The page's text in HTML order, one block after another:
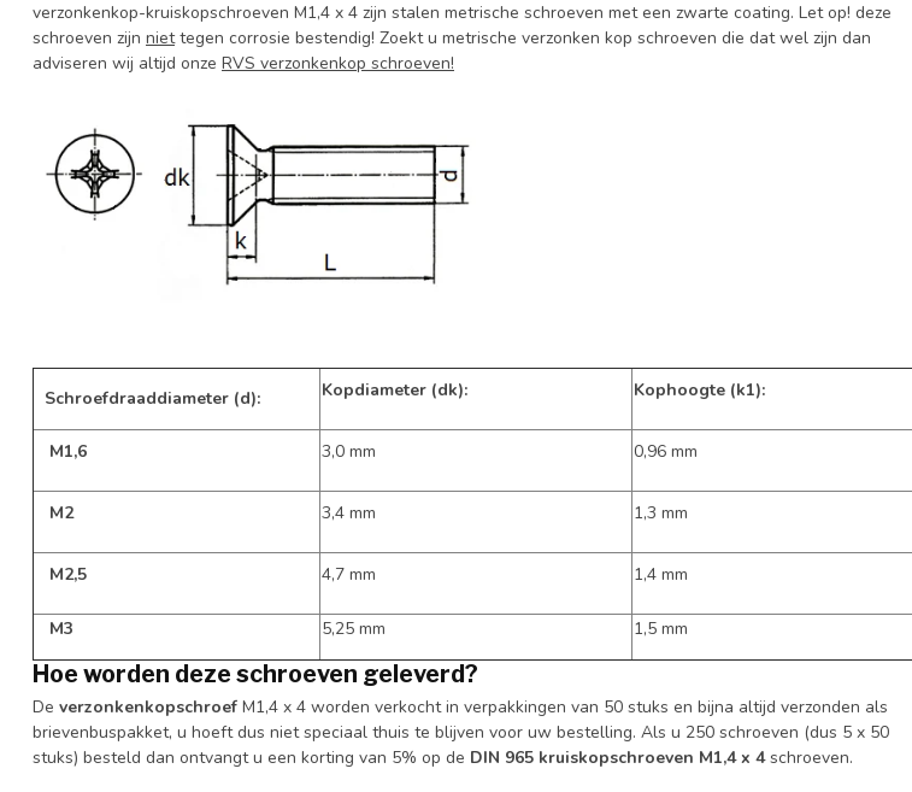
verzonkenkop-kruiskopschroeven M1,4 x 4 zijn stalen metrische schroeven met een zwarte coating. Let op! deze
schroeven zijn niettegen corrosie bestendig! Zoekt u metrische verzonken kop schroeven die dat wel zijn dan
adviseren wij altijd onze RVS verzonkenkop schroeven!
Schroefdraaddiameter (d): Kopdiameter (dk): Kophoogte (k1):
M1,6 3,0 mm 0,96 mm
M2 3,4 mm 1,3 mm
M2,5 4,7 mm 1,4 mm
M3 5,25 mm 1,5 mm
Hoe worden deze schroeven geleverd?
De verzonkenkopschroef M1,4 x 4 worden verkocht in verpakkingen van 50 stuks en bijna altijd verzonden als
brievenbuspakket, u hoeft dus niet speciaal thuis te blijven voor uw bestelling. Als u 250 schroeven (dus 5 x 50
stuks) besteld dan ontvangt u een korting van 5% op de DIN 965 kruiskopschroeven M1,4 x 4schroeven.